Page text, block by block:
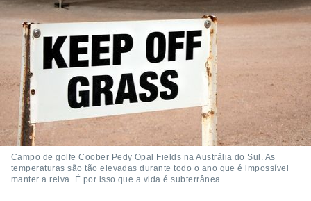
a nossa
de alta
a
todos os
ou
ACEITAR
E
CONTINUAR
CONFIGURAÇÕES
Campo de golfe Coober Pedy Opal Fields na Austrália do Sul. As
temperaturas são tão elevadas durante todo o ano que é impossível
manter a relva. É por isso que a vida é subterrânea.